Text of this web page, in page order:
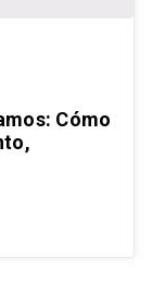
Cómo